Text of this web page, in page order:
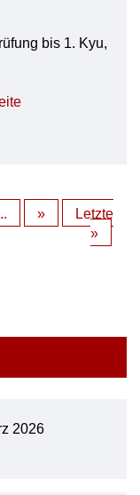
bis 1. Kyu,
»
Letzte
»
2026